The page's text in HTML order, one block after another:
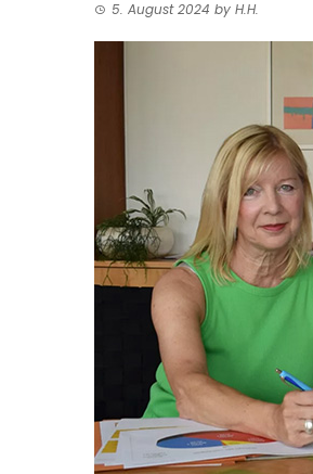
5. August 2024 by H.H.